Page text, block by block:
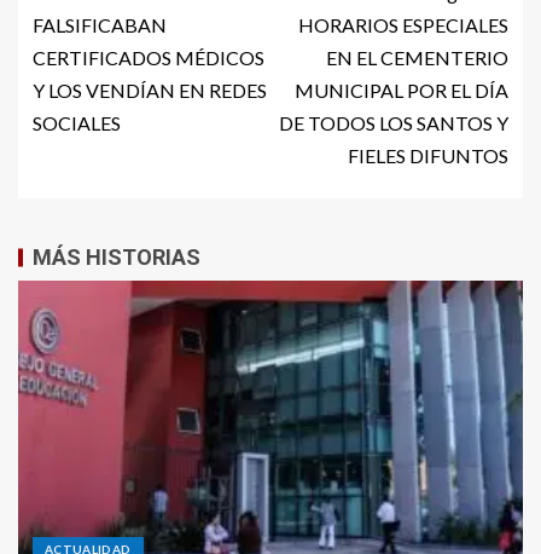
FALSIFICABAN
CERTIFICADOS MÉDICOS
Y LOS VENDÍAN EN REDES
SOCIALES
HORARIOS ESPECIALES
EN EL CEMENTERIO
MUNICIPAL POR EL DÍA
DE TODOS LOS SANTOS Y
FIELES DIFUNTOS
MÁS HISTORIAS
ACTUALIDAD